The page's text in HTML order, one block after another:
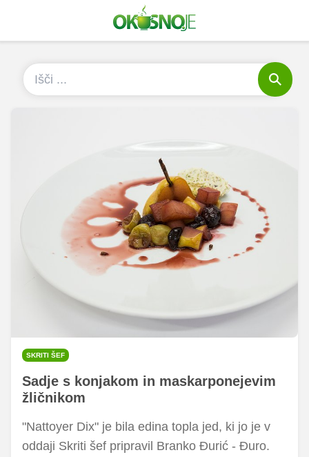
SKRITI ŠEF
Sadje s konjakom in maskarponejevim
žličnikom
"Nattoyer Dix" je bila edina topla jed, ki jo je v
oddaji Skriti šef pripravil Branko Đurić - Đuro.